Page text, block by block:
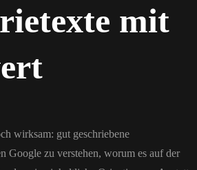
mit
wirksam: gut geschriebene
Google zu verstehen, worum es auf der